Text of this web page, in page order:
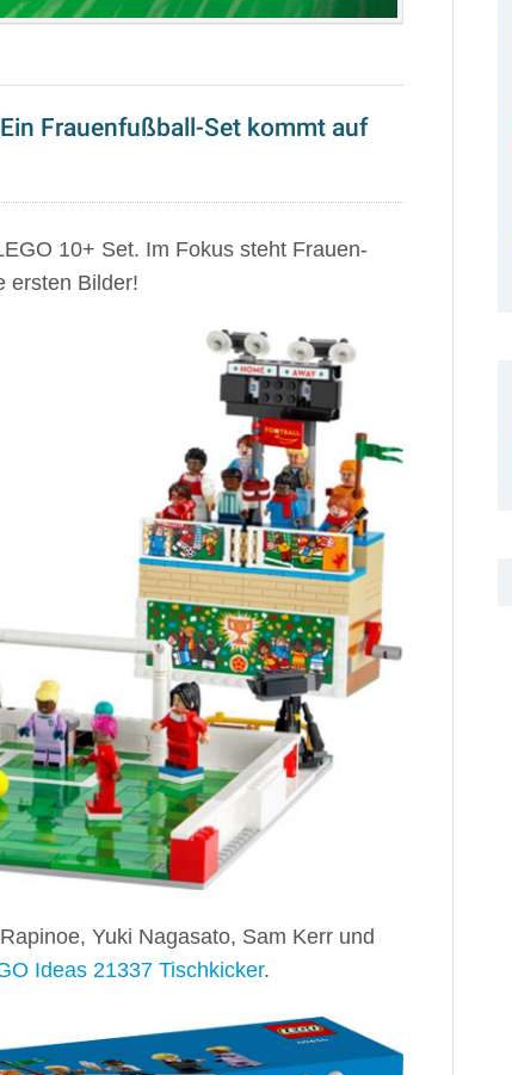
Frauenfußball-Set kommt auf
10+ Set. Im Fokus steht Frauen-
ersten Bilder!
Yuki Nagasato, Sam Kerr und
Ideas 21337 Tischkicker.